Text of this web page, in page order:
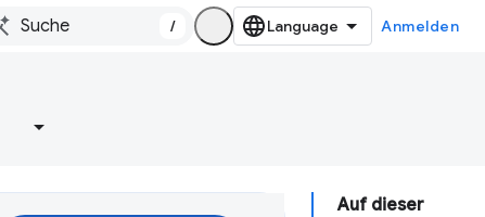
/ Anmelden
Auf dieser